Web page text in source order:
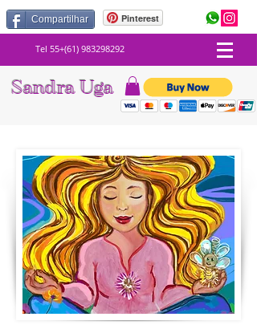
Compartilhar Pinterest
Sandra Uga
Tel 55+(61) 983298292